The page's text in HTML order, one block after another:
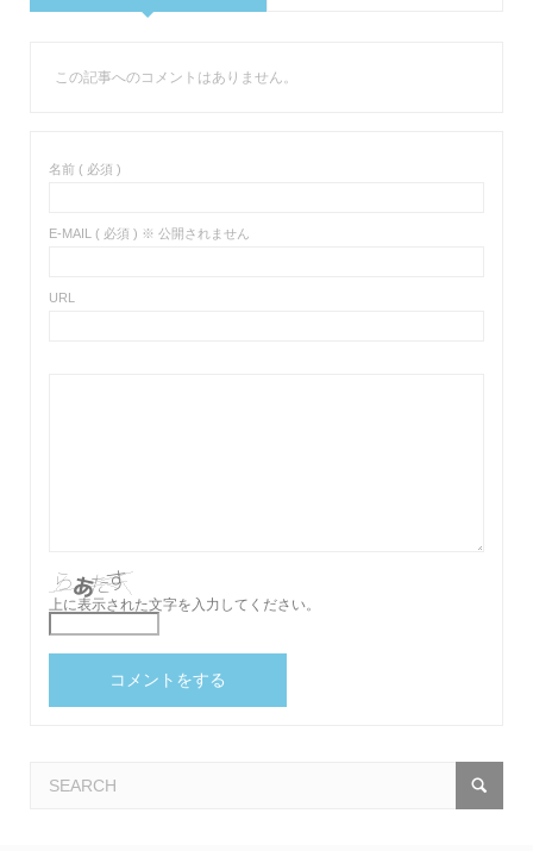
この記事へのコメントはありません。
名前 ( 必須 )
E-MAIL ( 必須 ) ※ 公開されません
URL
上に表示された文字を入力してください。